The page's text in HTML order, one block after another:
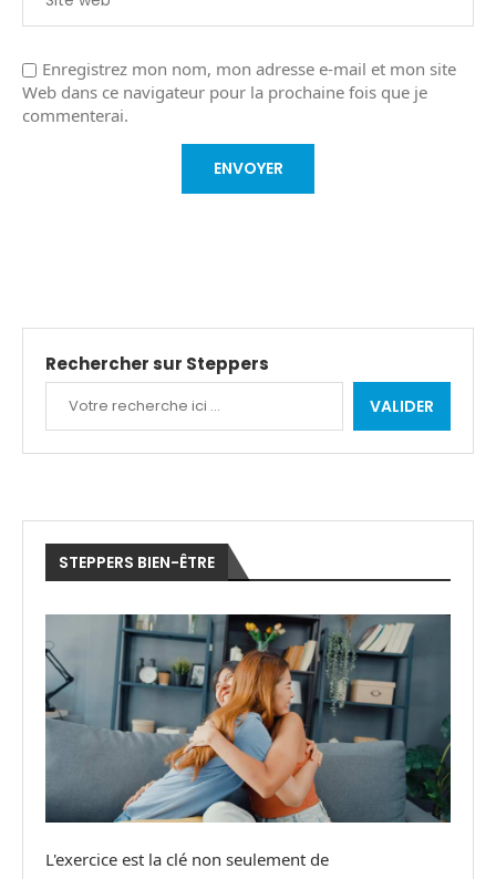
Enregistrez mon nom, mon adresse e-mail et mon site
Web dans ce navigateur pour la prochaine fois que je
commenterai.
Rechercher sur Steppers
VALIDER
STEPPERS BIEN-ÊTRE
L'exercice est la clé non seulement de